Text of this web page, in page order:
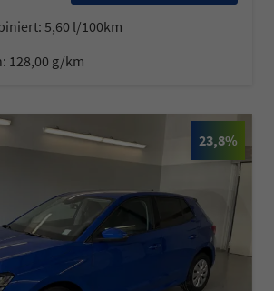
5,60 l/100km
128,00 g/km
23,8%